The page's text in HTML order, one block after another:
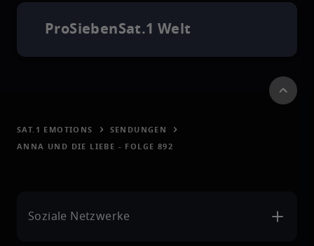
ProSiebenSat.1 Welt
SAT.1 EMOTIONS
SENDUNGEN
ANNA UND DIE LIEBE - FOLGE 892
Soziale Netzwerke